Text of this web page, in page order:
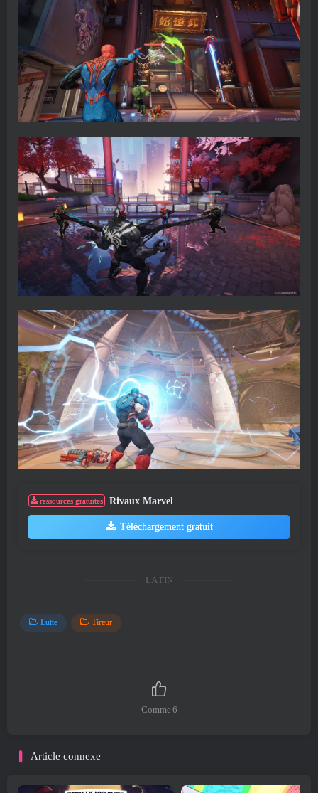
ressources gratuites Rivaux Marvel
Téléchargement gratuit
LA FIN
Lutte Tireur
Comme 6
Article connexe